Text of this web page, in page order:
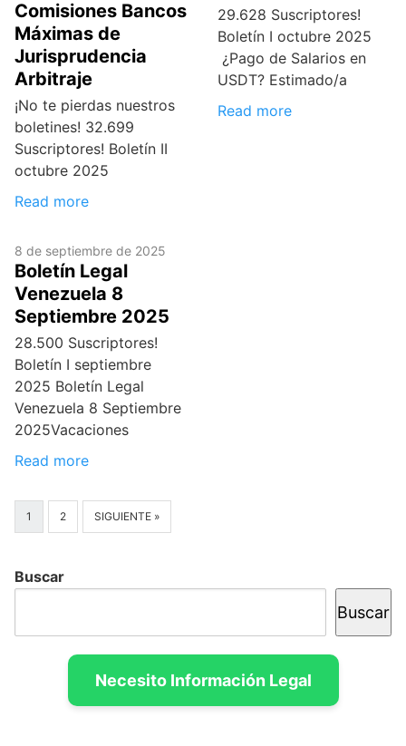
Comisiones Bancos
Máximas de
Jurisprudencia
Arbitraje
¡No te pierdas nuestros
boletines! 32.699
Suscriptores! Boletín II
octubre 2025
Read more
29.628 Suscriptores!
Boletín I octubre 2025
¿Pago de Salarios en
USDT? Estimado/a
Read more
8 de septiembre de 2025
Boletín Legal
Venezuela 8
Septiembre 2025
28.500 Suscriptores!
Boletín I septiembre
2025 Boletín Legal
Venezuela 8 Septiembre
2025Vacaciones
Read more
1 2 SIGUIENTE »
Buscar
Buscar
Necesito Información Legal